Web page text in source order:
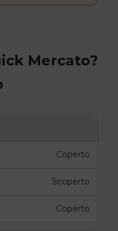
Mercato?
Coperto
Scoperto
Coperto